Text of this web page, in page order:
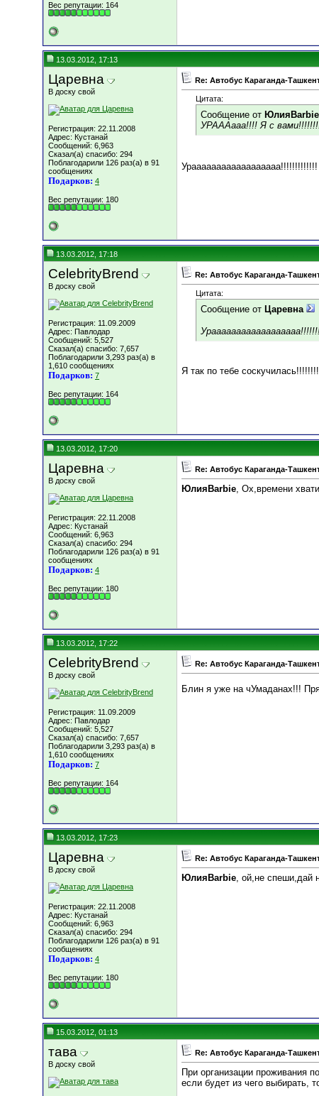
Вес репутации: 164
13.03.2012, 17:13
Царевна
В доску свой
Регистрация: 22.11.2008
Адрес: Кустанай
Сообщений: 6,963
Сказал(а) спасибо: 294
Поблагодарили 126 раз(а) в 91
сообщениях
Подарков: 4
Вес репутации: 180
Re: Автобус Караганда-
Цитата:
Сообщение от ЮлияBarbie
УРАААааа!!!! Я с
Ураааааааааааааааааа!!!!!!!!!!!!!
13.03.2012, 17:18
CelebrityBrend
В доску свой
Регистрация: 11.09.2009
Адрес: Павлодар
Сообщений: 5,527
Сказал(а) спасибо: 7,657
Поблагодарили 3,293 раз(а) в
1,610 сообщениях
Подарков: 7
Вес репутации: 164
Re: Автобус Караганда-
Цитата:
Сообщение от Царевна
Я так по тебе
13.03.2012, 17:20
Царевна
В доску свой
Регистрация: 22.11.2008
Адрес: Кустанай
Сообщений: 6,963
Сказал(а) спасибо: 294
Поблагодарили 126 раз(а) в 91
сообщениях
Подарков: 4
Вес репутации: 180
Re: Автобус Караганда-
ЮлияBarbie, Ох,времени
13.03.2012, 17:22
CelebrityBrend
В доску свой
Регистрация: 11.09.2009
Адрес: Павлодар
Сообщений: 5,527
Сказал(а) спасибо: 7,657
Поблагодарили 3,293 раз(а) в
1,610 сообщениях
Подарков: 7
Вес репутации: 164
Re: Автобус Караганда-
Блин я уже на чУмаданах!!!
13.03.2012, 17:23
Царевна
В доску свой
Регистрация: 22.11.2008
Адрес: Кустанай
Сообщений: 6,963
Сказал(а) спасибо: 294
Поблагодарили 126 раз(а) в 91
сообщениях
Подарков: 4
Вес репутации: 180
Re: Автобус Караганда-
ЮлияBarbie, ой,не спеши,дай
15.03.2012, 01:13
тава
В доску свой
Re: Автобус Караганда-
При организации проживания
если будет из чего выбирать,